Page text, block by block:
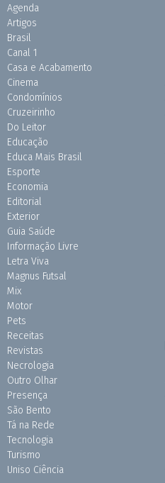
Agenda
Artigos
Brasil
Canal 1
Casa e Acabamento
Cinema
Condomínios
Cruzeirinho
Do Leitor
Educação
Educa Mais Brasil
Esporte
Economia
Editorial
Exterior
Guia Saúde
Informação Livre
Letra Viva
Magnus Futsal
Mix
Motor
Pets
Receitas
Revistas
Necrologia
Outro Olhar
Presença
São Bento
Tá na Rede
Tecnologia
Turismo
Uniso Ciência